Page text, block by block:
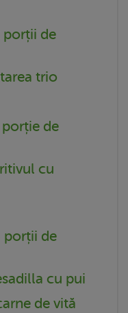
porții de
trio
de
cu
porții de
cu pui
de vită